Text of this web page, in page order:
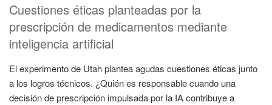
Cuestiones éticas planteadas por la
prescripción de medicamentos mediante
inteligencia artificial
El experimento de Utah plantea agudas cuestiones éticas junto
a los logros técnicos. ¿Quién es responsable cuando una
decisión de prescripción impulsada por la IA contribuye a